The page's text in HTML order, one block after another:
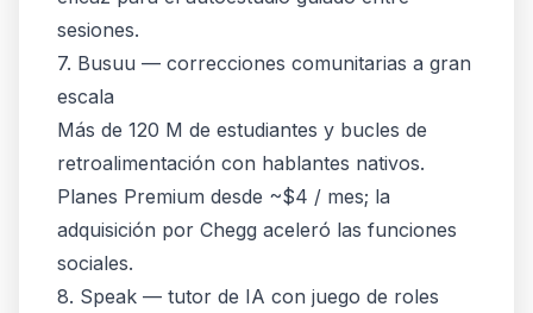
sesiones.
7. Busuu — correcciones comunitarias a gran
escala
Más de 120 M de estudiantes y bucles de
retroalimentación con hablantes nativos.
Planes Premium desde ~$4 / mes; la
adquisición por Chegg aceleró las funciones
sociales.
8. Speak — tutor de IA con juego de roles